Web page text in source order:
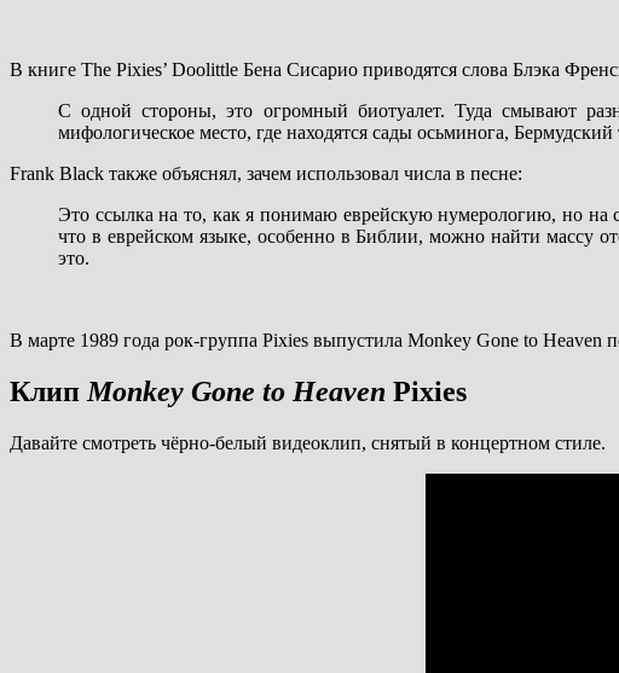
В книге The Pixies’ Doolittle Бена Сисарио приводятся слова Блэка
С одной стороны, это огромный биотуалет. Туда смывают
мифологическое место, где находятся сады осьминога,
Frank Black также объяснял, зачем использовал числа в песне:
Это ссылка на то, как я понимаю еврейскую нумерологию, но на
что в еврейском языке, особенно в Библии, можно найти массу
это.
В марте 1989 года рок-группа Pixies выпустила Monkey Gone to
КлипMonkey Gone to Heaven Pixies
Давайте смотреть чёрно-белый видеоклип, снятый в концертном стиле.